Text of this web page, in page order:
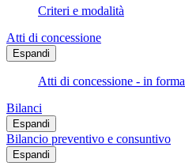
Criteri e modalità
Atti di concessione
Espandi
Atti di concessione - in
Bilanci
Espandi
Bilancio preventivo e consuntivo
Espandi